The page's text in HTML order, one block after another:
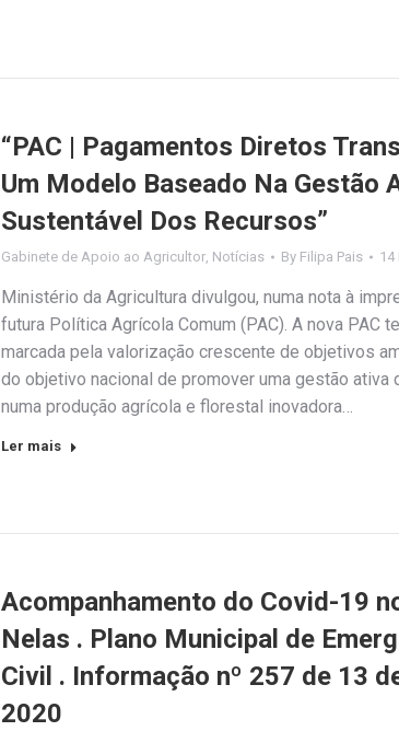
“PAC | Pagamentos Diretos
Um Modelo Baseado Na Gestão
Sustentável Dos Recursos”
Gabinete de Apoio ao Agricultor Notícias By Filipa Pais 14
Ministério da Agricultura divulgou, numa nota à
futura Política Agrícola Comum (PAC). A nova PAC
marcada pela valorização crescente de objetivos
do objetivo nacional de promover uma gestão ativa
numa produção agrícola e florestal inovadora…
Ler mais
Acompanhamento do Covid-19
Nelas . Plano Municipal de
Civil . Informação nº 257 de 13
2020